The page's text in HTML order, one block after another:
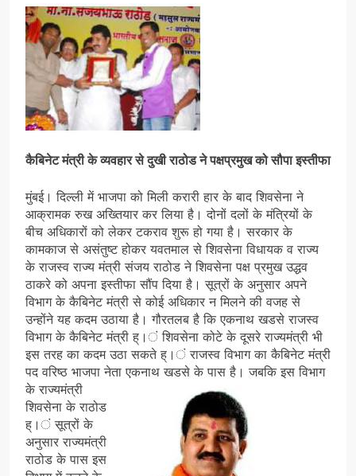
कैबिनेट मंत्री के व्यवहार से दुखी राठोड ने पक्षप्रमुख को सौपा इस्तीफा
मुंबई। दिल्ली में भाजपा को मिली करारी हार के बाद शिवसेना ने
आक्रामक रुख अख्तियार कर लिया है। दोनों दलों के मंत्रियों के
बीच अधिकारों को लेकर टकराव शुरू हो गया है। सरकार के
कामकाज से असंतुष्ट होकर यवतमाल से शिवसेना विधायक व राज्य
के राजस्व राज्य मंत्री संजय राठोड ने शिवसेना पक्ष प्रमुख उद्धव
ठाकरे को अपना इस्तीफा सौंप दिया है। सूत्रों के अनुसार अपने
विभाग के कैबिनेट मंत्री से कोई अधिकार न मिलने की वजह से
उन्होंने यह कदम उठाया है। गौरतलब है कि एकनाथ खडसे राजस्व
विभाग के कैबिनेट मंत्री ह्।ं शिवसेना कोटे के दूसरे राज्यमंत्री भी
इस तरह का कदम उठा सकते ह्।ं राजस्व विभाग का कैबिनेट मंत्री
पद वरिष्ठ भाजपा नेता एकनाथ खडसे के पास है।जबकि इस विभाग
के राज्यमंत्री
शिवसेना के राठोड
ह्।ं सूत्रों के
अनुसार राज्यमंत्री
राठोड के पास इस